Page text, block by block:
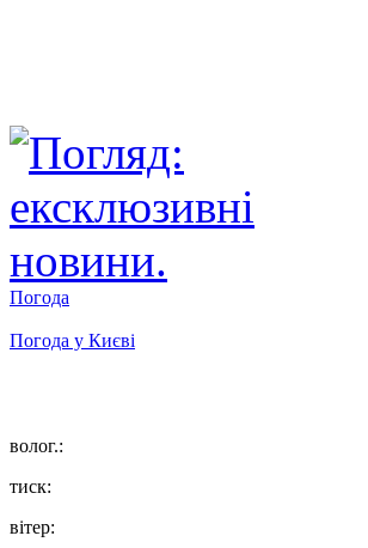
Погода
Погода у Києві
волог.:
тиск:
вітер: